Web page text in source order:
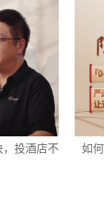
，投酒店不
如